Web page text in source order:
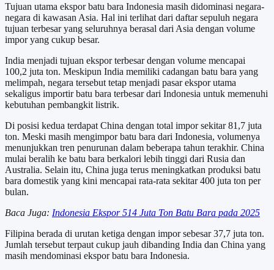
Tujuan utama ekspor batu bara Indonesia masih didominasi negara-
negara di kawasan Asia. Hal ini terlihat dari daftar sepuluh negara
tujuan terbesar yang seluruhnya berasal dari Asia dengan volume
impor yang cukup besar.
India menjadi tujuan ekspor terbesar dengan volume mencapai
100,2 juta ton. Meskipun India memiliki cadangan batu bara yang
melimpah, negara tersebut tetap menjadi pasar ekspor utama
sekaligus importir batu bara terbesar dari Indonesia untuk memenuhi
kebutuhan pembangkit listrik.
Di posisi kedua terdapat China dengan total impor sekitar 81,7 juta
ton. Meski masih mengimpor batu bara dari Indonesia, volumenya
menunjukkan tren penurunan dalam beberapa tahun terakhir. China
mulai beralih ke batu bara berkalori lebih tinggi dari Rusia dan
Australia. Selain itu, China juga terus meningkatkan produksi batu
bara domestik yang kini mencapai rata-rata sekitar 400 juta ton per
bulan.
Baca Juga: Indonesia Ekspor 514 Juta Ton Batu Bara pada 2025
Filipina berada di urutan ketiga dengan impor sebesar 37,7 juta ton.
Jumlah tersebut terpaut cukup jauh dibanding India dan China yang
masih mendominasi ekspor batu bara Indonesia.